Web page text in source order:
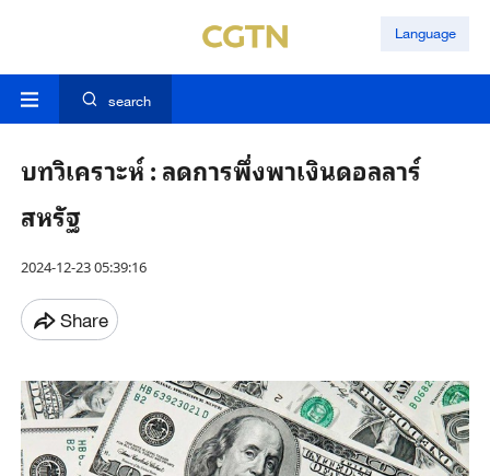
Language
search
บทวิเคราะห์ : ลดการพึ่งพาเงินดอลลาร์
สหรัฐ
2024-12-23 05:39:16
Share